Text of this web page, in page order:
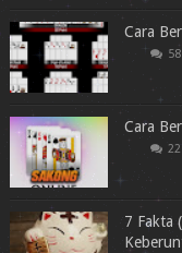
Cara
58
Cara
22
7 Fakta